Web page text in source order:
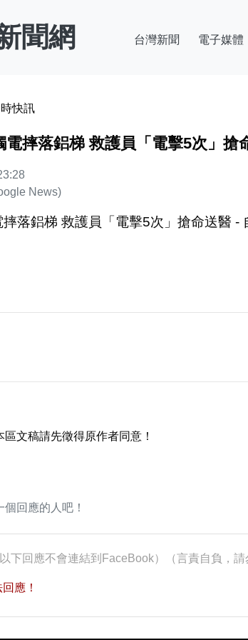
聞網 台灣新聞 電子媒體
快訊
電摔落鋁梯 救護員「電擊5次」搶
News)
落鋁梯 救護員「電擊5次」搶命送醫 -
區文稿請先徵得原作者同意！
回應的人吧！
以下回應不會連結到FaceBook）（言責自負，
回應！